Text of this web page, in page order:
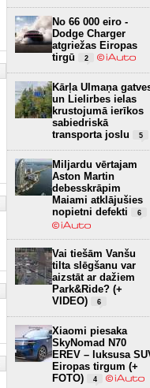
No 66 000 eiro -
Dodge Charger
atgriežas Eiropas
tirgū
2
Kārļa Ulmaņa
un Lielirbes ielas
krustojumā ierīkos
sabiedriskā
transporta joslu
5
Miljardu vērtajam
Aston Martin
debesskrāpim
Maiami atklājušies
nopietni defekti
6
Vai tiešām Vanšu
tilta slēgšanu var
aizstāt ar dažiem
Park&Ride? (+
VIDEO)
6
Xiaomi piesaka
SkyNomad N70
EREV – luksusa
Eiropas tirgum (+
FOTO)
4